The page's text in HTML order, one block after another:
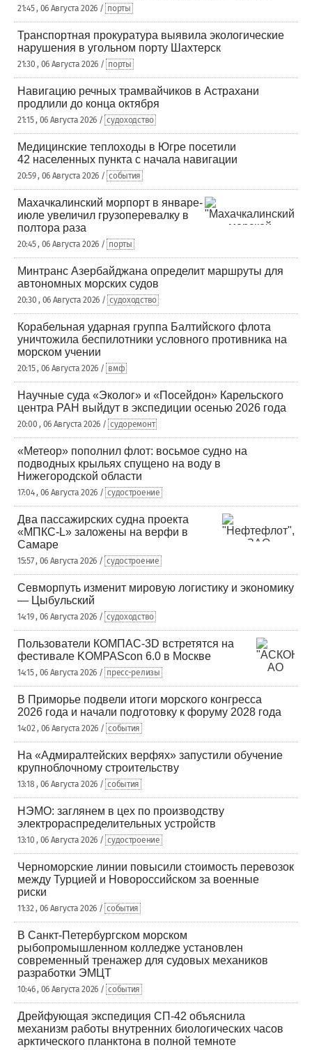
21:45 , 06 Августа 2026 / порты
Транспортная прокуратура выявила экологические
нарушения в угольном порту Шахтерск
21:30 , 06 Августа 2026 / порты
Навигацию речных трамвайчиков в Астрахани
продлили до конца октября
21:15 , 06 Августа 2026 / судоходство
Медицинские теплоходы в Югре посетили
42 населенных пункта с начала навигации
20:59 , 06 Августа 2026 / события
Махачкалинский морпорт в январе-
июле увеличил грузоперевалку в
полтора раза
20:45 , 06 Августа 2026 / порты
Минтранс Азербайджана определит маршруты для
автономных морских судов
20:30 , 06 Августа 2026 / судоходство
Корабельная ударная группа Балтийского флота
уничтожила беспилотники условного противника на
морском учении
20:15 , 06 Августа 2026 / вмф
Научные суда «Эколог» и «Посейдон» Карельского
центра РАН выйдут в экспедиции осенью 2026 года
20:00 , 06 Августа 2026 / судоремонт
«Метеор» пополнил флот: восьмое судно на
подводных крыльях спущено на воду в
Нижегородской области
17:04 , 06 Августа 2026 / судостроение
Два пассажирских судна проекта
«МПКС-L» заложены на верфи в
Самаре
15:57 , 06 Августа 2026 / судостроение
Севморпуть изменит мировую логистику и экономику
— Цыбульский
14:19 , 06 Августа 2026 / судоходство
Пользователи КОМПАС-3D встретятся на
фестивале KOMPAScon 6.0 в Москве
14:15 , 06 Августа 2026 / пресс-релизы
В Приморье подвели итоги морского конгресса
2026 года и начали подготовку к форуму 2028 года
14:02 , 06 Августа 2026 / события
На «Адмиралтейских верфях» запустили обучение
крупноблочному строительству
13:18 , 06 Августа 2026 / события
НЭМО: заглянем в цех по производству
электрораспределительных устройств
13:10 , 06 Августа 2026 / судостроение
Черноморские линии повысили стоимость перевозок
между Турцией и Новороссийском за военные
риски
11:32 , 06 Августа 2026 / события
В Санкт-Петербургском морском
рыбопромышленном колледже установлен
современный тренажер для судовых механиков
разработки ЭМЦТ
10:46 , 06 Августа 2026 / события
Дрейфующая экспедиция СП-42 объяснила
механизм работы внутренних биологических часов
арктического планктона в полной темноте